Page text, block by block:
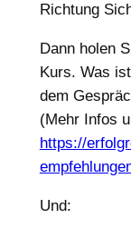
Richtung
Dann holen
Kurs. Was
dem
(Mehr Infos
https://
Und: